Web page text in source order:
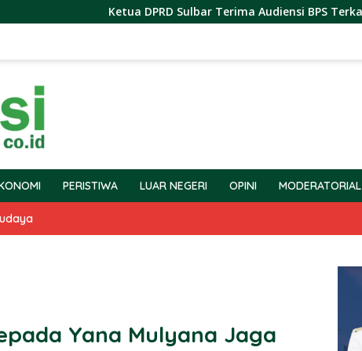
Ketua DPRD Sulbar Terima Audiensi BPS Terkait
PERISTIWA LUAR NEGERI OPINI MODERATORIAL
Yana Mulyana Jaga